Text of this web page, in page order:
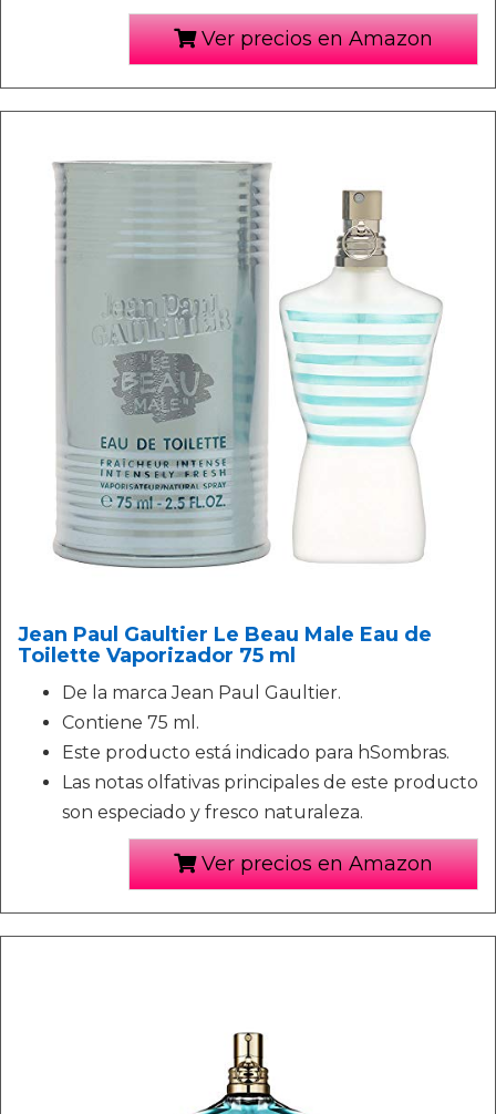
Ver precios en Amazon
Jean Paul Gaultier Le Beau Male Eau de
Toilette Vaporizador 75 ml
De la marca Jean Paul Gaultier.
Contiene 75 ml.
Este producto está indicado para hSombras.
Las notas olfativas principales de este producto
son especiado y fresco naturaleza.
Ver precios en Amazon